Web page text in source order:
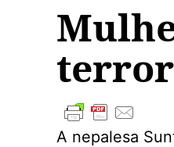
A nepalesa